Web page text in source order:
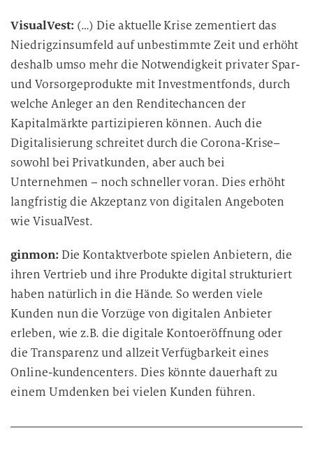
VisualVest: (…) Die aktuelle Krise zementiert das
Niedrigzinsumfeld auf unbestimmte Zeit und erhöht
deshalb umso mehr die Notwendigkeit privater Spar-
und Vorsorgeprodukte mit Investmentfonds, durch
welche Anleger an den Renditechancen der
Kapitalmärkte partizipieren können. Auch die
Digitalisierung schreitet durch die Corona-Krise–
sowohl bei Privatkunden, aber auch bei
Unternehmen – noch schneller voran. Dies erhöht
langfristig die Akzeptanz von digitalen Angeboten
wie VisualVest.
ginmon: Die Kontaktverbote spielen Anbietern, die
ihren Vertrieb und ihre Produkte digital strukturiert
haben natürlich in die Hände. So werden viele
Kunden nun die Vorzüge von digitalen Anbieter
erleben, wie z.B. die digitale Kontoeröffnung oder
die Transparenz und allzeit Verfügbarkeit eines
Online-kundencenters. Dies könnte dauerhaft zu
einem Umdenkenbei vielen Kunden führen.